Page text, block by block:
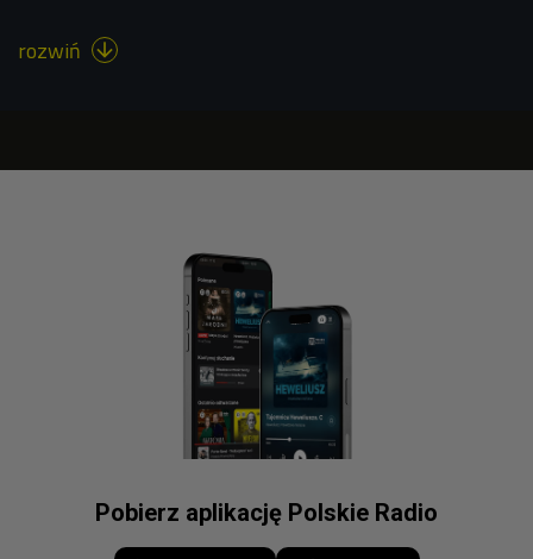
rozwiń 
Pobierz aplikację Polskie Radio